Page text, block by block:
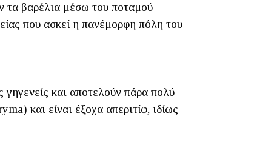
τα βαρέλια μέσω του ποταμού
που ασκεί η πανέμορφη πόλη του
και αποτελούν πάρα πολύ
και είναι έξοχα απεριτίφ, ιδίως